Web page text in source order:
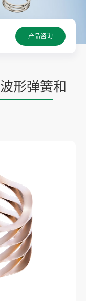
产品咨询
波形弹簧和